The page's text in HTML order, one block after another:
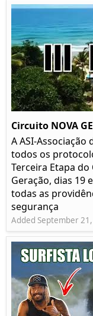
Circuito NOVA
A ASI-
todos os
Terceira Etapa
Geração, dias 19
todas as
segurança
Added September